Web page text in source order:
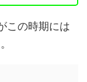
この時期には